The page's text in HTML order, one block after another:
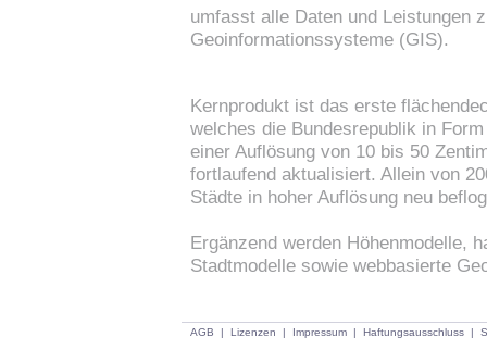
umfasst alle Daten und Leistungen
Geoinformationssysteme (GIS).
Kernprodukt ist das erste
welches die Bundesrepublik in
einer Auflösung von 10 bis 50
fortlaufend aktualisiert. Allein von
Städte in hoher Auflösung neu
Ergänzend werden Höhenmodelle,
Stadtmodelle sowie webbasierte
AGB | Lizenzen | Impressum | Haftungsausschluss |